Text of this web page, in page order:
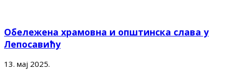
Обележена храмовна и општинска слава у
Лепосавићу
13. мај 2025.